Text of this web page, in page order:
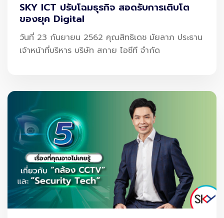
คือแนวคิดที่ว่า ปริมาณก๊าซเรือนกระจกที่ปล่อยออกมา =
ปริมาณที่ดูดกลับหรือชดเชยได้
✧ ลดการปล่อย →ใช้พลังงานสะอาด
✧ เพิ่มการชดเชย →เช่น ปลูกต้นไม้ หรือใช้เทคโนโลยีดักจับ
คาร์บอน
ใน ภาคสนามบินและการบิน เป้าหมาย Net Zeroหมายถึง
SKY ICT ปรับโฉมธุรกิจ สอดรับการเติบโต
ของยุค Digital
วันที่ 23 กันยายน 2562 คุณสิทธิเดช มัยลาภ ประธาน
เจ้าหน้าที่บริหาร บริษัท สกาย ไอซีที จำกัด